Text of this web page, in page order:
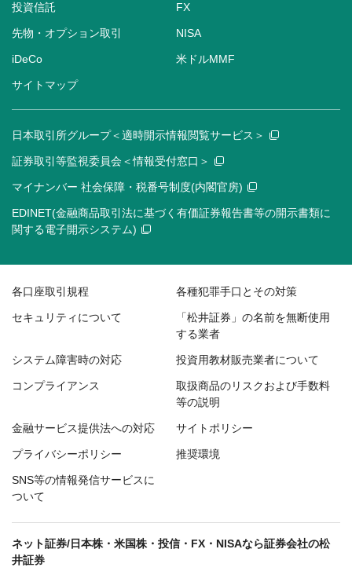
投資信託 FX
先物・オプション取引 NISA
iDeCo 米ドルMMF
サイトマップ
日本取引所グループ＜適時開示情報閲覧サービス＞
証券取引等監視委員会＜情報受付窓口＞
マイナンバー 社会保障・税番号制度(内閣官房)
EDINET(金融商品取引法に基づく有価証券報告書等の開示書類に
関する電子開示システム)
各口座取引規程 各種犯罪手口とその対策
セキュリティについて
「松井証券」の名前を無断使用
する業者
システム障害時の対応 投資用教材販売業者について
コンプライアンス
取扱商品のリスクおよび手数料
等の説明
金融サービス提供法への対応 サイトポリシー
プライバシーポリシー 推奨環境
SNS等の情報発信サービスに
ついて
ネット証券/日本株・米国株・投信・FX・NISAなら証券会社の松
井証券